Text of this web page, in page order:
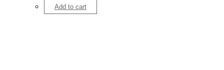
Add to cart